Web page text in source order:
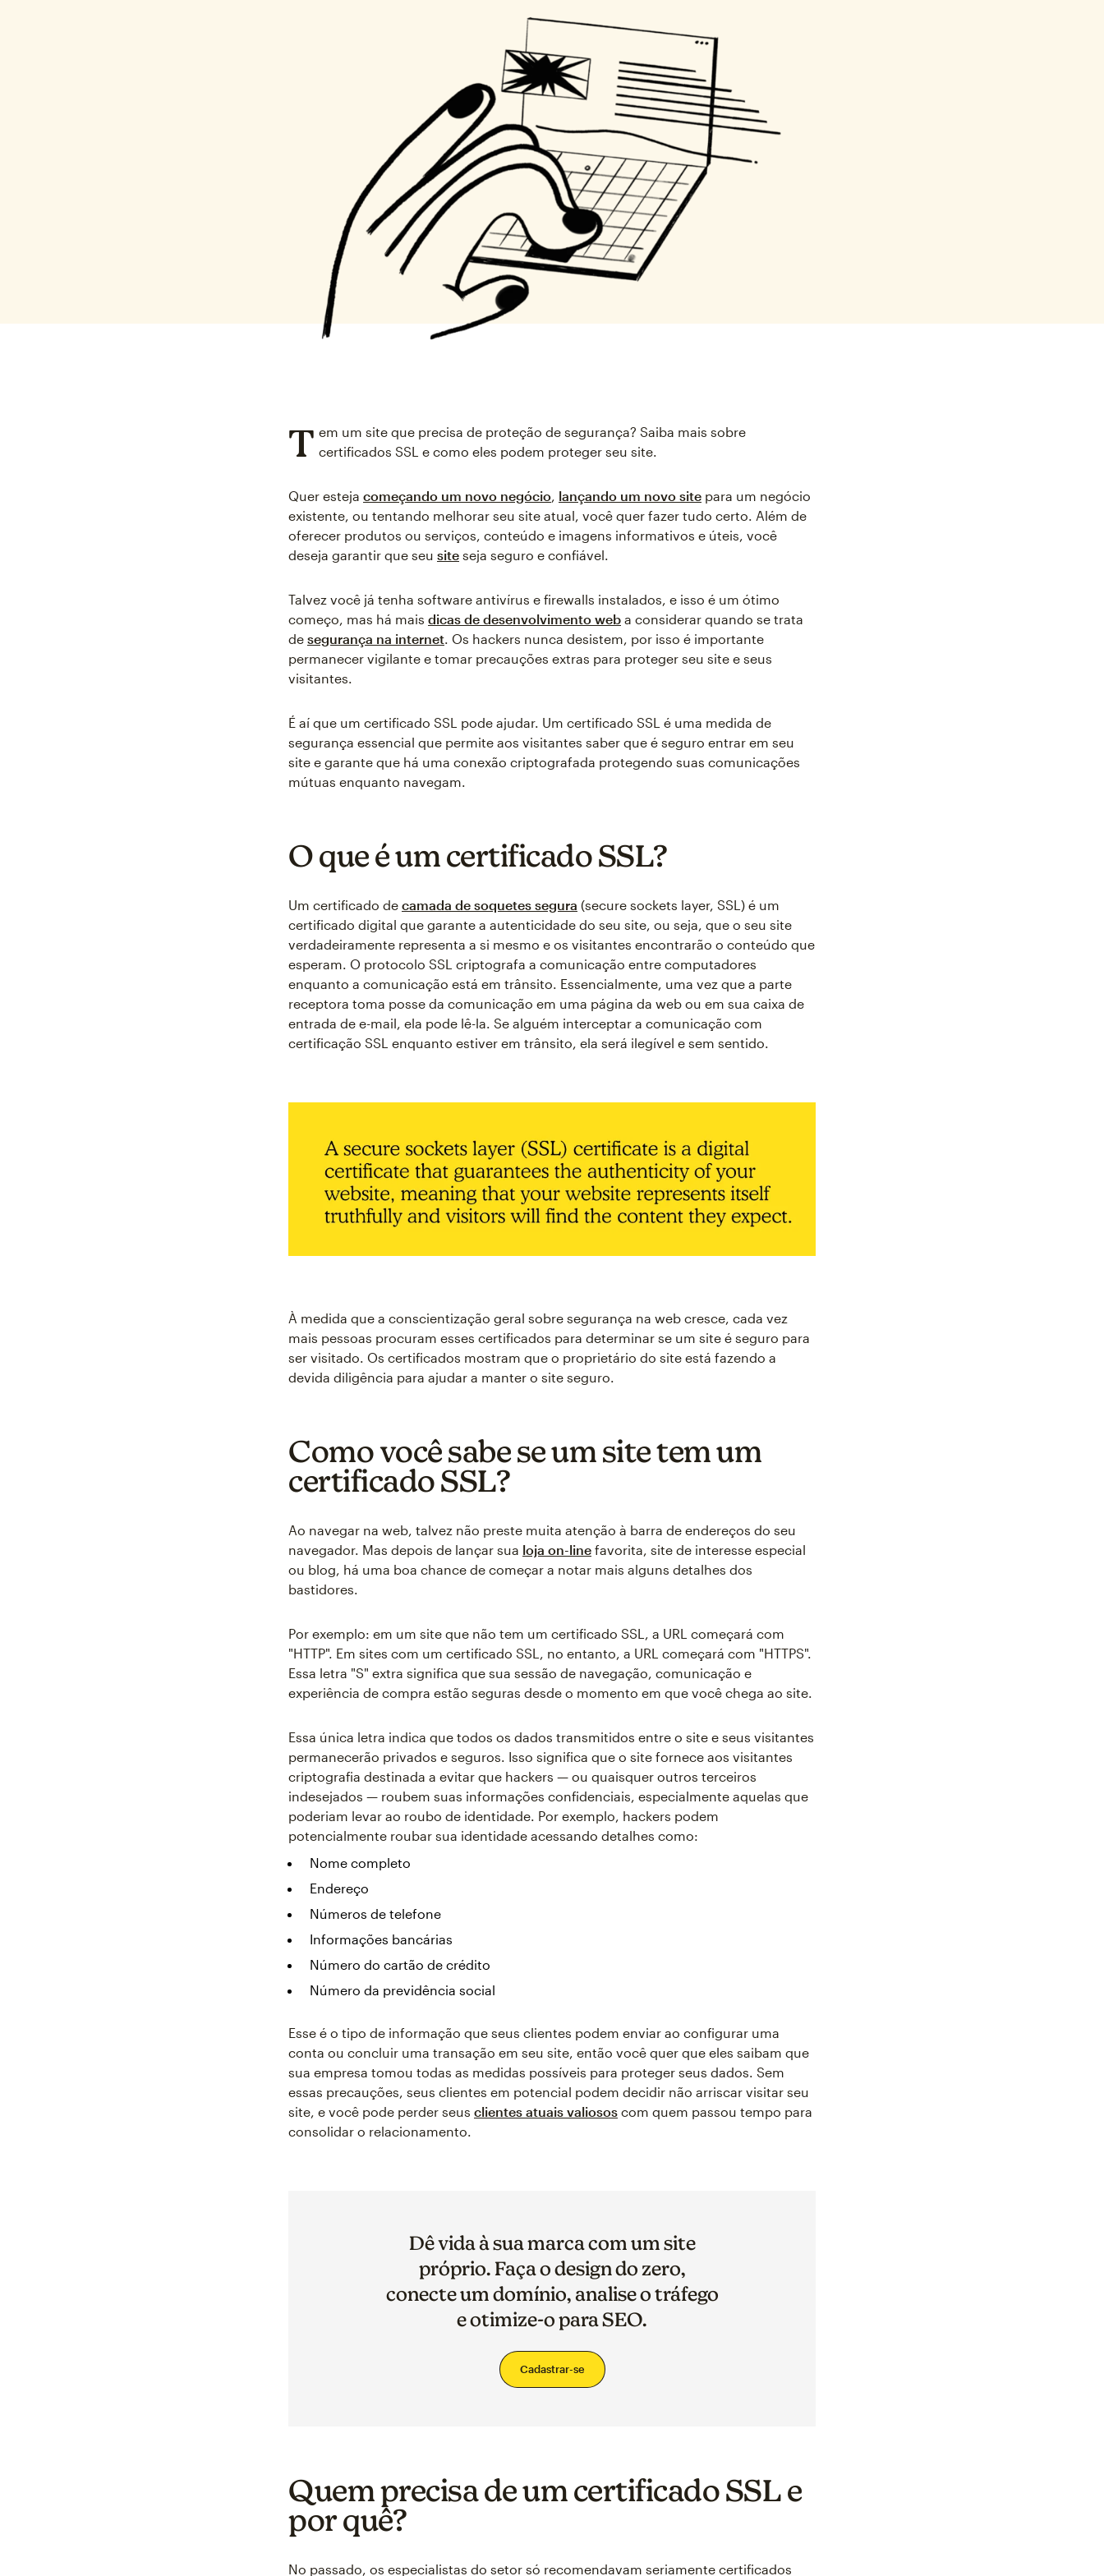
T em um site que precisa de proteção de segurança? Saiba mais sobre
certificados SSL e como eles podem proteger seu site.
Quer esteja começando um novo negócio, lançando um novo site para um negócio
existente, ou tentando melhorar seu site atual, você quer fazer tudo certo. Além de
oferecer produtos ou serviços, conteúdo e imagens informativos e úteis, você
deseja garantir que seu site seja seguro e confiável.
Talvez você já tenha software antivírus e firewalls instalados, e isso é um ótimo
começo, mas há mais dicas de desenvolvimento web a considerar quando se trata
de segurança na internet. Os hackers nunca desistem, por isso é importante
permanecer vigilante e tomar precauções extras para proteger seu site e seus
visitantes.
É aí que um certificado SSL pode ajudar. Um certificado SSL é uma medida de
segurança essencial que permite aos visitantes saber que é seguro entrar em seu
site e garante que há uma conexão criptografada protegendo suas comunicações
mútuas enquanto navegam.
O que é um certificado SSL?
Um certificado de camada de soquetes segura (secure sockets layer, SSL) é um
certificado digital que garante a autenticidade do seu site, ou seja, que o seu site
verdadeiramente representa a si mesmo e os visitantes encontrarão o conteúdo que
esperam. O protocolo SSL criptografa a comunicação entre computadores
enquanto a comunicação está em trânsito. Essencialmente, uma vez que a parte
receptora toma posse da comunicação em uma página da web ou em sua caixa de
entrada de e-mail, ela pode lê-la. Se alguém interceptar a comunicação com
certificação SSL enquanto estiver em trânsito, ela será ilegível e sem sentido.
À medida que a conscientização geral sobre segurança na web cresce, cada vez
mais pessoas procuram esses certificados para determinar se um site é seguro para
ser visitado. Os certificados mostram que o proprietário do site está fazendo a
devida diligência para ajudar a manter o site seguro.
Como você sabe se um site tem um
certificado SSL?
Ao navegar na web, talvez não preste muita atenção à barra de endereços do seu
navegador. Mas depois de lançar sua loja on-line favorita, site de interesse especial
ou blog, há uma boa chance de começar a notar mais alguns detalhes dos
bastidores.
Por exemplo: em um site que não tem um certificado SSL, a URL começará com
"HTTP". Em sites com um certificado SSL, no entanto, a URL começará com "HTTPS".
Essa letra "S" extra significa que sua sessão de navegação, comunicação e
experiência de compra estão seguras desde o momento em que você chega ao site.
Essa única letra indica que todos os dados transmitidos entre o site e seus visitantes
permanecerão privados e seguros. Isso significa que o site fornece aos visitantes
criptografia destinada a evitar que hackers — ou quaisquer outros terceiros
indesejados — roubem suas informações confidenciais, especialmente aquelas que
poderiam levar ao roubo de identidade. Por exemplo, hackers podem
potencialmente roubar sua identidade acessando detalhes como:
Nome completo
Endereço
Números de telefone
Informações bancárias
Número do cartão de crédito
Número da previdência social
Esse é o tipo de informação que seus clientes podem enviar ao configurar uma
conta ou concluir uma transação em seu site, então você quer que eles saibam que
sua empresa tomou todas as medidas possíveis para proteger seus dados. Sem
essas precauções, seus clientes em potencial podem decidir não arriscar visitar seu
site, e você pode perder seus clientes atuais valiosos com quem passou tempo para
consolidar o relacionamento.
Dê vida à sua marca com um site
próprio. Faça o design do zero,
conecte um domínio, analise o tráfego
e otimize-o para SEO.
Cadastrar-se
Quem precisa de um certificado SSL e
por quê?
No passado, os especialistas do setor só recomendavam seriamente certificados